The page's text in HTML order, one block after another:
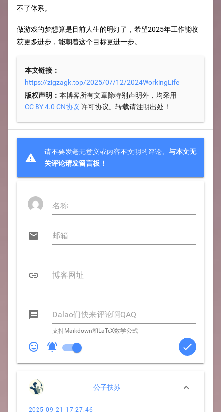
不了体系。
做游戏的梦想算是目前人生的明灯了，希望2025年工作能收
获更多进步，能朝着这个目标更进一步。
本文链接：
https://zigzagk.top/2025/07/12/2024WorkingLife
版权声明： 本博客所有文章除特别声明外，均采用
CC BY 4.0 CN协议 许可协议。转载请注明出处！

请不要发毫无意义或内容不文明的评论。 与本文无
关评论请发留言板！



支持Markdown和LaTeX数学公式
  
公子扶苏 
2025-09-21 17:27:46